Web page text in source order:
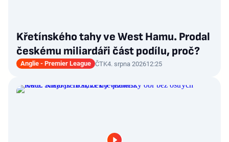
Křetínského tahy ve West Hamu. Prodal
českému miliardáři část podílu, proč?
Anglie - Premier League ČTK4. srpna 202612:25